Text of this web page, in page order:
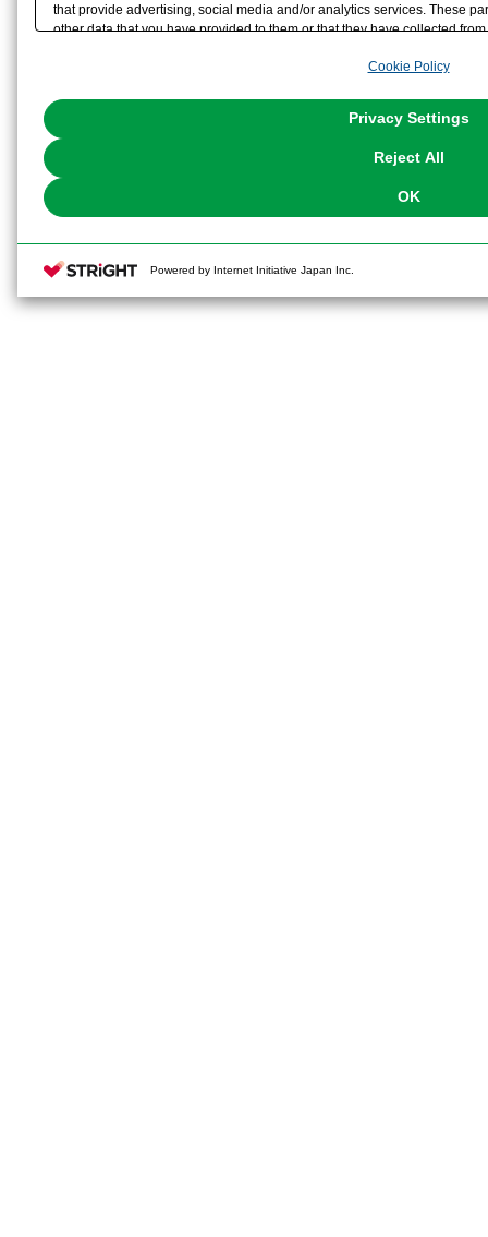
that provide advertising, social media and/or analytics services. These
other data that you have provided to them or that they have collected
the use of all Cookies except for Strictly Necessary Cookies, please
Cookie Policy
Privacy Settings
Reject All
OK
Powered by Internet Initiative Japan Inc.